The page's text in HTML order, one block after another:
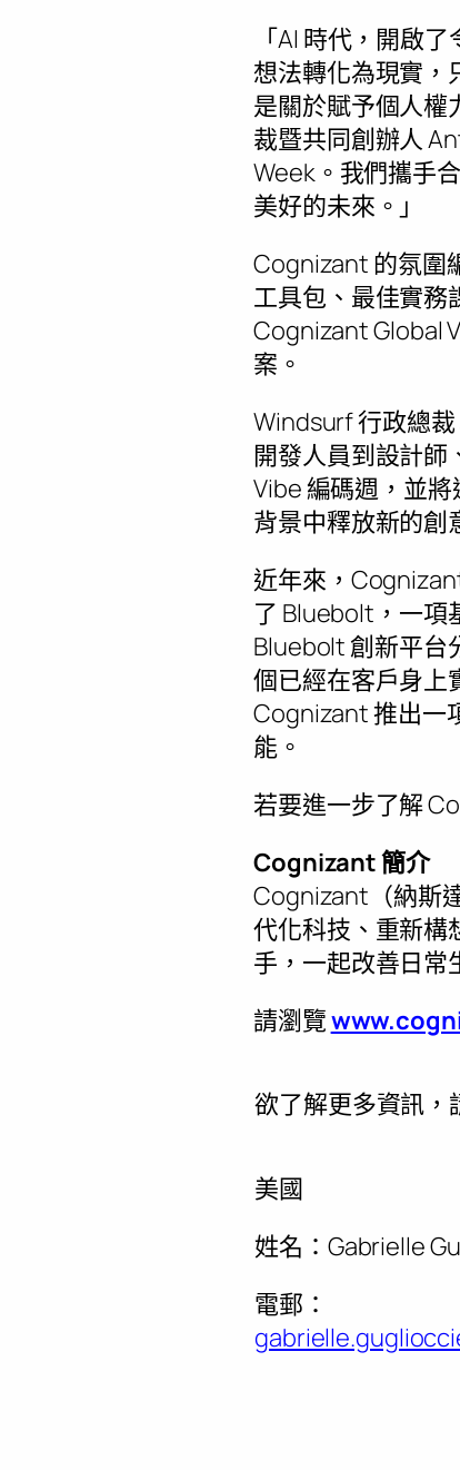
「AI 時代，開啟
想法轉化為現實，
是關於賦予個人權
裁暨共同創辦人
Week。我們攜手
美好的未來。」
Cognizant 的氛圍
工具包、最佳實務
Cognizant Global
案。
Windsurf 行政總裁
開發人員到設計
Vibe 編碼週，並
背景中釋放新的創
近年來，
了 Bluebolt，一項
Bluebolt 創新平台
個已經在客戶身上
Cognizant 推出一
能。
若要進一步了解
Cognizant 簡介
Cognizant（納斯
代化科技、重新構
手，一起改善日常
請瀏覽
欲了解更多資訊，
美國
姓名：Gabrielle
電郵：